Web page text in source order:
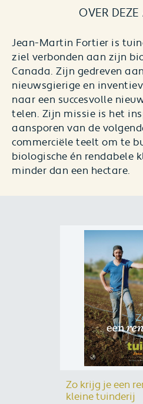
OVER DEZE
Jean-Martin Fortier is
ziel verbonden aan zijn
Canada. Zijn gedreven
nieuwsgierige en
naar een succesvolle
telen. Zijn missie is het
aansporen van de
commerciële teelt om te
biologische én rendabele
minder dan een hectare.
Zo krijg je een
kleine tuinderij